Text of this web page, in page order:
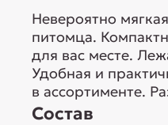
Невероятно
питомца.
для вас месте.
Удобная и
в ассортименте.
Состав